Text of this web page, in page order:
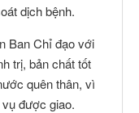
dịch bệnh.
Ban Chỉ đạo với
trị, bản chất tốt
quên thân, vì
được giao.